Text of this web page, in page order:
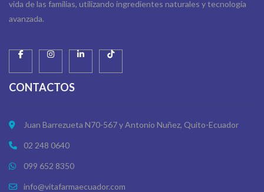
vida de las familias, utilizando ingredientes naturales y tecnología
avanzada.
CONTACTOS
Juan Barrezueta N70-567 y Antonio Nuñez, Quito-Ecuador
02 248 0640
099 652 8350
info@vitafarmaecuador.com